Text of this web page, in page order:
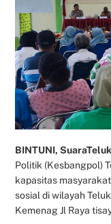
BINTUNI,
Politik (Kesbangpol)
kapasitas
sosial di wilayah
Kemenag Jl Raya